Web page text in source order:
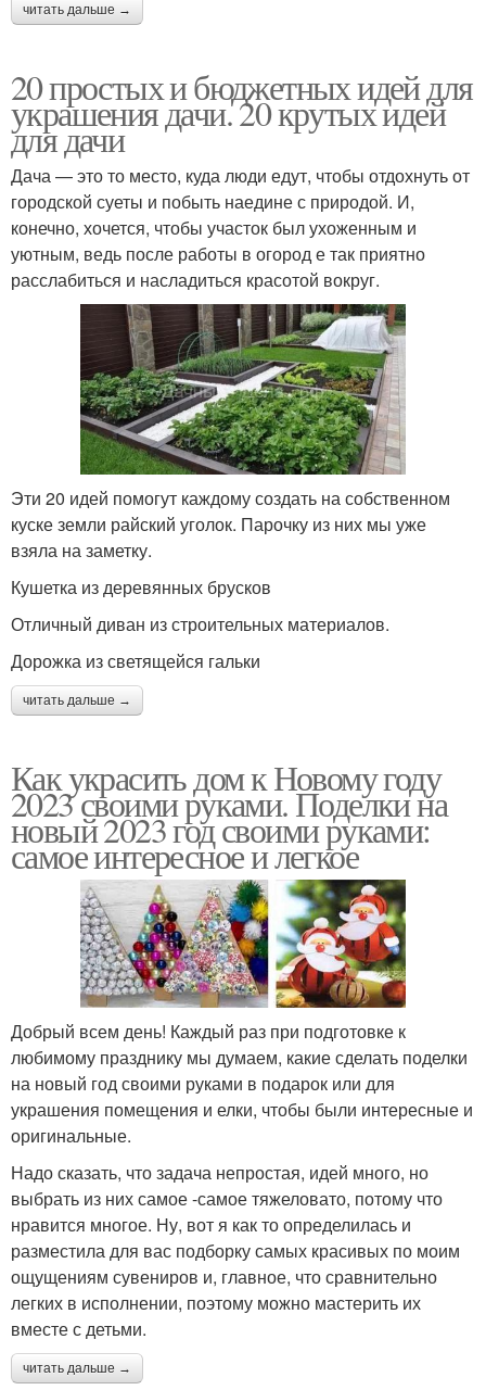
читать дальше →
20 простых и бюджетных идей для
украшения дачи. 20 крутых идей
для дачи
Дача — это то место, куда люди едут, чтобы отдохнуть от
городской суеты и побыть наедине с природой. И,
конечно, хочется, чтобы участок был ухоженным и
уютным, ведь после работы в огород е так приятно
расслабиться и насладиться красотой вокруг.
Эти 20 идей помогут каждому создать на собственном
куске земли райский уголок. Парочку из них мы уже
взяла на заметку.
Кушетка из деревянных брусков
Отличный диван из строительных материалов.
Дорожка из светящейся гальки
читать дальше →
Как украсить дом к Новому году
2023 своими руками. Поделки на
новый 2023 год своими руками:
самое интересное и легкое
Добрый всем день! Каждый раз при подготовке к
любимому празднику мы думаем, какие сделать поделки
на новый год своими руками в подарок или для
украшения помещения и елки, чтобы были интересные и
оригинальные.
Надо сказать, что задача непростая, идей много, но
выбрать из них самое -самое тяжеловато, потому что
нравится многое. Ну, вот я как то определилась и
разместила для вас подборку самых красивых по моим
ощущениям сувениров и, главное, что сравнительно
легких в исполнении, поэтому можно мастерить их
вместе с детьми.
читать дальше →